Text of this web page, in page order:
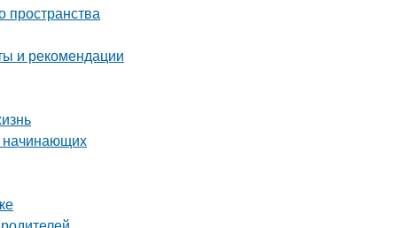
пространства
и рекомендации
начинающих